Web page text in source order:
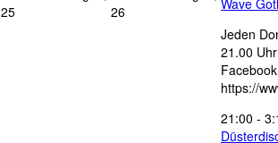
25
26
Wave
Jeden
21.00
https://
21:00 -